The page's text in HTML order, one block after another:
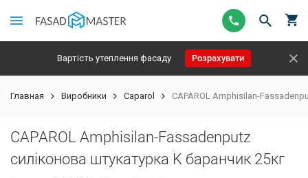
Вартість утеплення фасаду Розрахувати
Главная Виробники Caparol CAPAROL Amphisilan-
CAPAROL Amphisilan-Fassadenputz
силіконова штукатурка K баранчик 25кг